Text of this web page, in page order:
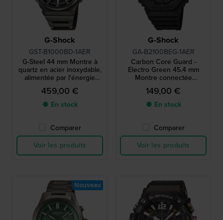
G-Shock
GST-B1000BD-1AER
G-Steel 44 mm Montre à
quartz en acier inoxydable,
alimentée par l'énergie
solaire et connectée par
Bluetooth
459,00 €
● En stock
Comparer
Voir les produits
G-Shock
GA-B2100BEG-1AER
Carbon Core Guard -
Electro Green 45.4 mm
Montre connectée
Bluetooth alimentée par
énergie solaire
149,00 €
● En stock
Comparer
Voir les produits
Nouveau